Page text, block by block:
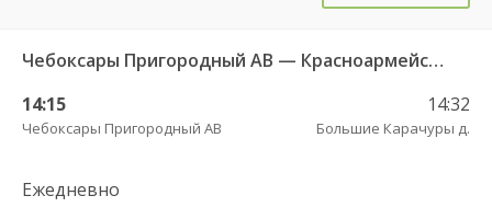
Чебоксары Пригородный АВ — Красноармейское с. ДКП 121
14:15
Чебоксары Пригородный АВ
14:32
Большие Карачуры д.
Ежедневно